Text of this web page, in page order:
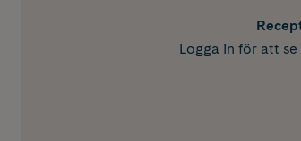
Logga in för att